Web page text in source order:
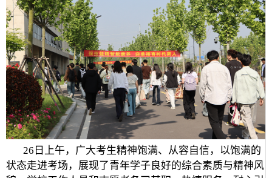
26日上午，广大考生精神饱满、从容自信，以饱满的
状态走进考场，展现了青年学子良好的综合素质与精神风